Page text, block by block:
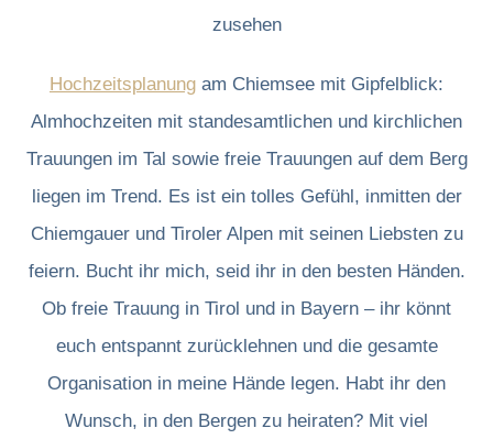
Hochzeitsplanung am Chiemsee mit Gipfelblick:
Almhochzeiten mit standesamtlichen und kirchlichen
Trauungen im Tal sowie freie Trauungen auf dem Berg
liegen im Trend. Es ist ein tolles Gefühl, inmitten der
Chiemgauer und Tiroler Alpen mit seinen Liebsten zu
feiern. Bucht ihr mich, seid ihr in den besten Händen.
Ob freie Trauung in Tirol und in Bayern – ihr könnt
euch entspannt zurücklehnen und die gesamte
Organisation in meine Hände legen. Habt ihr den
Wunsch, in den Bergen zu heiraten? Mit viel